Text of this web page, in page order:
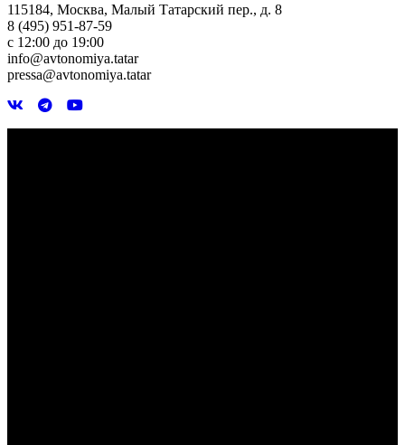
115184, Москва, Малый Татарский пер., д. 8
8 (495) 951-87-59
с 12:00 до 19:00
info@avtonomiya.tatar
pressa@avtonomiya.tatar